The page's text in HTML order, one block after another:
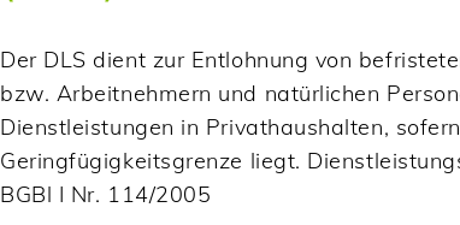
Der DLS dient zur Entlohnung von
bzw. Arbeitnehmern und natürlichen
Dienstleistungen in Privathaushalten,
Geringfügigkeitsgrenze liegt.
BGBl I Nr. 114/2005